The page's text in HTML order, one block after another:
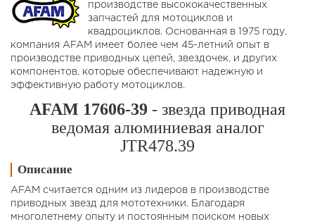
производстве высококачественных
запчастей для мотоциклов и
квадроциклов. Основанная в 1975 году,
компания AFAM имеет более чем 45-летний опыт в
производстве приводных цепей, звездочек, и других
компонентов, которые обеспечивают надежную и
эффективную работу мотоциклов.
AFAM 17606-39 - звезда приводная
ведомая алюминиевая аналог
JTR478.39
Описание
AFAM считается одним из лидеров в производстве
приводных звезд для мототехники. Благодаря
многолетнему опыту и постоянным поиском новых